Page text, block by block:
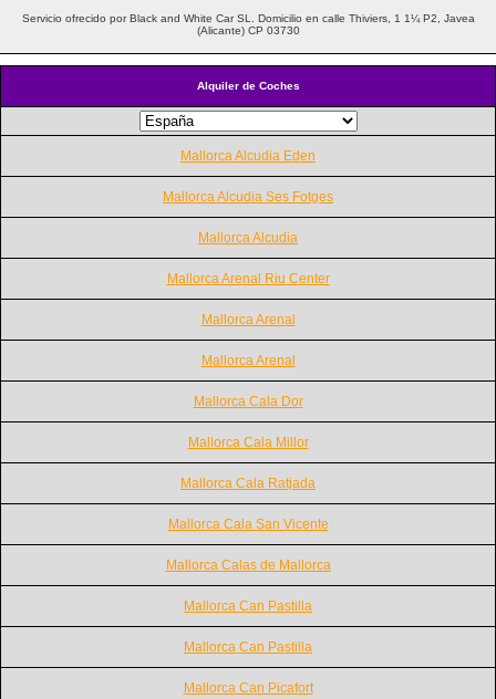
Alquiler de Coches
Mallorca Alcudia Eden
Mallorca Alcudia Ses Fotges
Mallorca Alcudia
Mallorca Arenal Riu Center
Mallorca Arenal
Mallorca Arenal
Mallorca Cala Dor
Mallorca Cala Millor
Mallorca Cala Ratjada
Mallorca Cala San Vicente
Mallorca Calas de Mallorca
Mallorca Can Pastilla
Mallorca Can Pastilla
Mallorca Can Picafort
Servicio ofrecido por Black and White Car SL. Domicilio en calle Thiviers, 1 1¼ P2, Javea
(Alicante) CP 03730